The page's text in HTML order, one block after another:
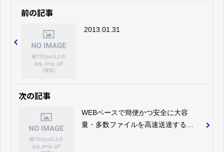
前の記事
2013.01.31
次の記事
WEBベースで簡便かつ安全に大容
量・多数ファイルを高速送達する